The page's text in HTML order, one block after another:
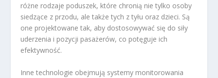
różne rodzaje poduszek, które chronią nie tylko osoby
siedzące z przodu, ale także tych z tyłu oraz dzieci. Są
one projektowane tak, aby dostosowywać się do siły
uderzenia i pozycji pasażerów, co potęguje ich
efektywność.
Inne technologie obejmują systemy monitorowania